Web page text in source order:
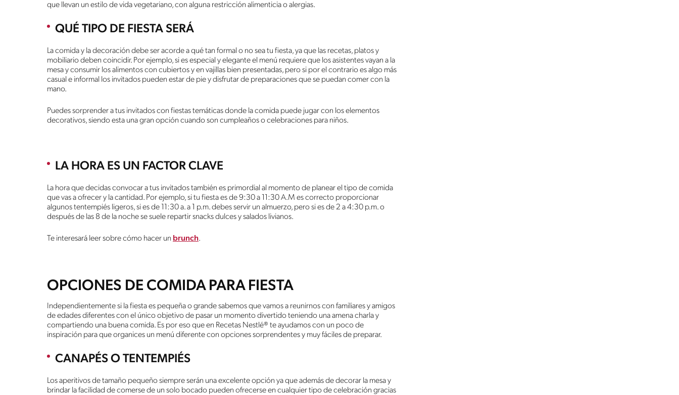
que llevan un estilo de vida vegetariano, con alguna restricción alimenticia o alergias.
QUÉ TIPO DE FIESTA SERÁ
La comida y la decoración debe ser acorde a qué tan formal o no sea tu fiesta, ya que las recetas, platos y
mobiliario deben coincidir. Por ejemplo, si es especial y elegante el menú requiere que los asistentes vayan a la
mesa y consumir los alimentos con cubiertos y en vajillas bien presentadas, pero si por el contrario es algo más
casual e informal los invitados pueden estar de pie y disfrutar de preparaciones que se puedan comer con la
mano.
Puedes sorprender a tus invitados con fiestas temáticas donde la comida puede jugar con los elementos
decorativos, siendo esta una gran opción cuando son cumpleaños o celebraciones para niños.
LA HORA ES UN FACTOR CLAVE
La hora que decidas convocar a tus invitados también es primordial al momento de planear el tipo de comida
que vas a ofrecer y la cantidad. Por ejemplo, si tu fiesta es de 9:30 a 11:30 A.M es correcto proporcionar
algunos tentempiés ligeros, si es de 11:30 a. a 1 p.m. debes servir un almuerzo, pero si es de 2 a 4:30 p.m. o
después de las 8 de la noche se suele repartir snacks dulces y salados livianos.
Te interesará leer sobre cómo hacer un brunch.
OPCIONES DE COMIDA PARA FIESTA
Independientemente si la fiesta es pequeña o grande sabemos que vamos a reunirnos con familiares y amigos
de edades diferentes con el único objetivo de pasar un momento divertido teniendo una amena charla y
compartiendo una buena comida. Es por eso que en Recetas Nestlé® te ayudamos con un poco de
inspiración para que organices un menú diferente con opciones sorprendentes y muy fáciles de preparar.
CANAPÉS O TENTEMPIÉS
Los aperitivos de tamaño pequeño siempre serán una excelente opción ya que además de decorar la mesa y
brindar la facilidad de comerse de un solo bocado pueden ofrecerse en cualquier tipo de celebración gracias